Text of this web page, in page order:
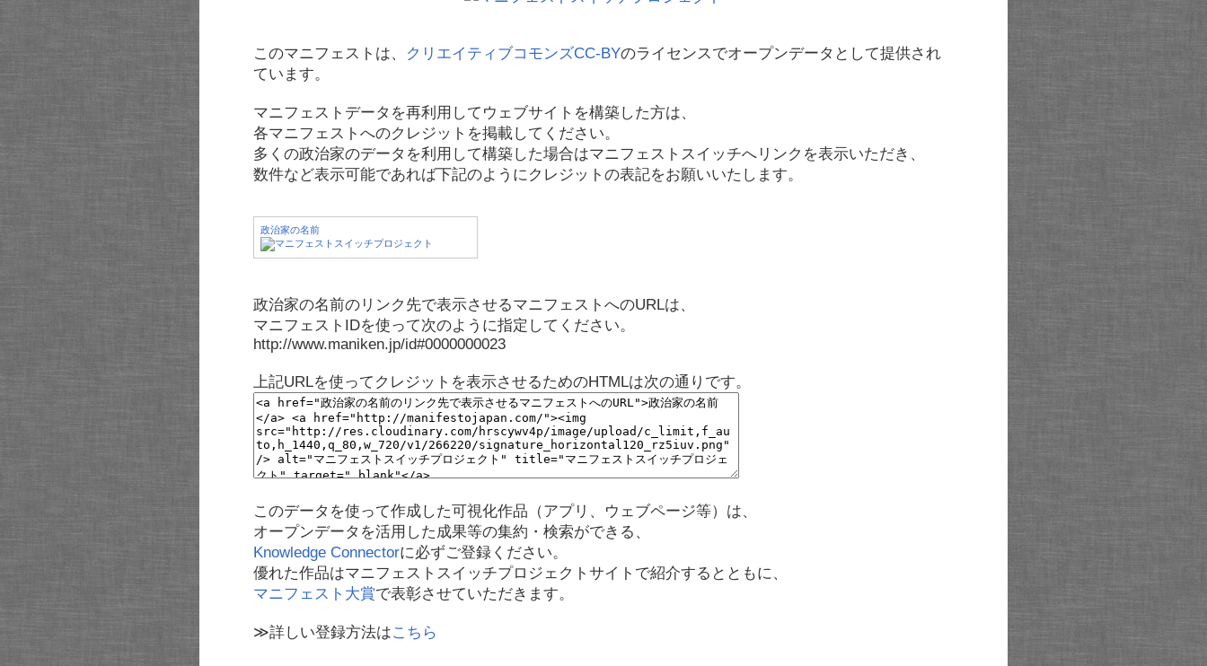
このマニフェストは、 クリエイティブコモンズCC-BYのライセンスでオープンデータとして提供され
ています。
マニフェストデータを再利用してウェブサイトを構築した方は、
各マニフェストへのクレジットを掲載してください。
多くの政治家のデータを利用して構築した場合はマニフェストスイッチへリンクを表示いただき、
数件など表示可能であれば下記のようにクレジットの表記をお願いいたします。
政治家の名前
政治家の名前のリンク先で表示させるマニフェストへのURLは、
マニフェストIDを使って次のように指定してください。
http://www.maniken.jp/id#0000000023
上記URLを使ってクレジットを表示させるためのHTMLは次の通りです。
このデータを使って作成した可視化作品（アプリ、ウェブページ等）は、
オープンデータを活用した成果等の集約・検索ができる、
Knowledge Connectorに必ずご登録ください。
優れた作品はマニフェストスイッチプロジェクトサイトで紹介するとともに、
マニフェスト大賞で表彰させていただきます。
≫詳しい登録方法はこちら